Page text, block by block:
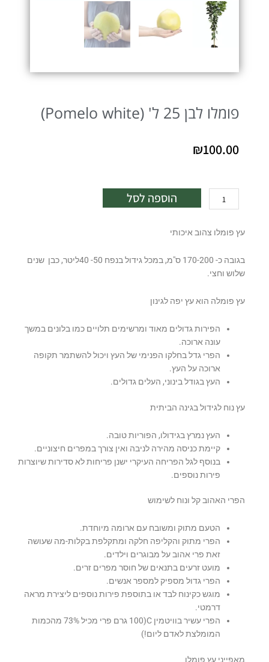
פומלו לבן 25 ל' (Pomelo white)
₪100.00
של
לבן
ל'
(Pomelo
הוספה לסל
עץ פומלו צהוב איכותי
בגובה כ- 170-200 ס"מ, במכל גידול בנפח 50- 40ליטר, כבן שנים
שלוש וחצי.
עץ פומלה הוא עץ יפה לגינון
הפירות גדולים מאוד ומרשימים תלויים כמו בלונים במשך
עונה ארוכה.
הפרי גדל בחלקו הפנימי של העץ ויכול להשתמר תקופה
ארוכה על העץ.
העץ בגודל בינוני, העלים גדולים.
עץ נוח לגידול בגינה הביתית
העץ נמרץ בגידולו, הפוריות טובה.
קיימת כניסה מהירה לניבה ואין צורך במפרים חיצוניים.
בנוסף לגל הפריחה העיקרי ישנן פריחות לא סדירות שיוצרות
פירות נוספים.
הפרי האהוב קל ונוח לשימוש
הטעם מתוק ומשובח עם ארומה מיוחדת.
הפרי מתוק והקליפה חלקה ומתקלפת בקלות-מה שעושה
זאת פרי אהוב על מבוגרים וילדים.
מועט זרעים בתנאים של חוסר מפרים זרים.
הפרי גדול מספיק למספר אנשים.
מוגש כקינוח לבד או בתוספת פירות נוספים ליצירת מראה
דרמטי.
הפרי עשיר בוויטמין C(100 גרם פרי מכיל 73% מהכמות
המומלצת לאדם ליום!)
מאפייני עץ פומלו